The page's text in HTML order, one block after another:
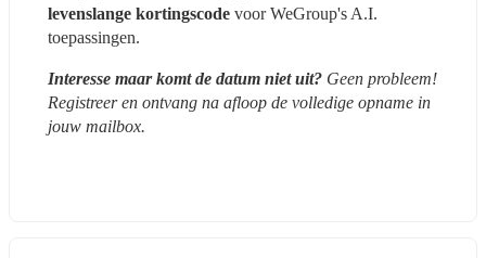
levenslange kortingscode voor WeGroup's A.I.
toepassingen.
Interesse maar komt de datum niet uit? Geen probleem!
Registreer en ontvang na afloop de volledige opname in
jouw mailbox.